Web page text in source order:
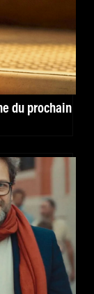
du prochain